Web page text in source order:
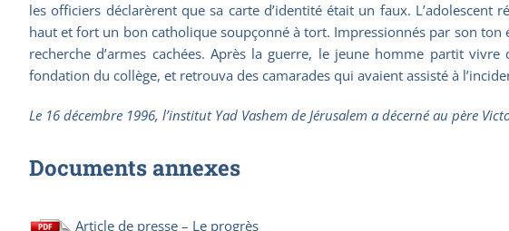
les officiers déclarèrent que sa carte d’identité était un faux. L’adolescent
haut et fort un bon catholique soupçonné à tort. Impressionnés par son ton
recherche d’armes cachées. Après la guerre, le jeune homme partit
fondation du collège, et retrouva des camarades qui avaient assisté à
Le 16 décembre 1996, l’institut Yad Vashem de Jérusalem a décerné au père
Documents annexes
Article de presse – Le progrès